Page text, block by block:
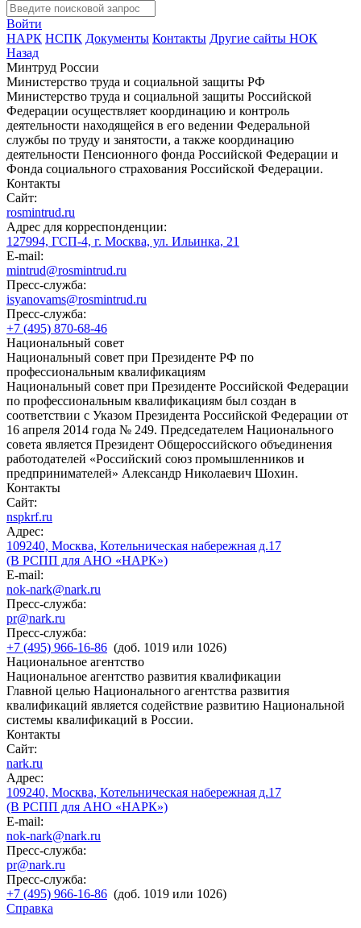
Войти
НАРК НСПК Документы Контакты Другие сайты НОК
Назад
Минтруд России
Министерство труда и социальной защиты РФ
Министерство труда и социальной защиты Российской
Федерации осуществляет координацию и контроль
деятельности находящейся в его ведении Федеральной
службы по труду и занятости, а также координацию
деятельности Пенсионного фонда Российской Федерации и
Фонда социального страхования Российской Федерации.
Контакты
Сайт:
rosmintrud.ru
Адрес для корреспонденции:
127994, ГСП-4, г. Москва, ул. Ильинка, 21
E-mail:
mintrud@rosmintrud.ru
Пресс-служба:
isyanovams@rosmintrud.ru
Пресс-служба:
+7 (495) 870-68-46
Национальный совет
Национальный совет при Президенте РФ по
профессиональным квалификациям
Национальный совет при Президенте Российской Федерации
по профессиональным квалификациям был создан в
соответствии с Указом Президента Российской Федерации от
16 апреля 2014 года № 249. Председателем Национального
совета является Президент Общероссийского объединения
работодателей «Российский союз промышленников и
предпринимателей» Александр Николаевич Шохин.
Контакты
Сайт:
nspkrf.ru
Адрес:
109240, Москва, Котельническая набережная д.17
(В РСПП для АНО «НАРК»)
E-mail:
nok-nark@nark.ru
Пресс-служба:
pr@nark.ru
Пресс-служба:
+7 (495) 966-16-86 (доб. 1019 или 1026)
Национальное агентство
Национальное агентство развития квалификации
Главной целью Национального агентства развития
квалификаций является содействие развитию Национальной
системы квалификаций в России.
Контакты
Сайт:
nark.ru
Адрес:
109240, Москва, Котельническая набережная д.17
(В РСПП для АНО «НАРК»)
E-mail:
nok-nark@nark.ru
Пресс-служба:
pr@nark.ru
Пресс-служба:
+7 (495) 966-16-86 (доб. 1019 или 1026)
Справка